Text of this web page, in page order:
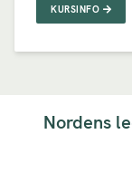
KURSINFO
Nordens